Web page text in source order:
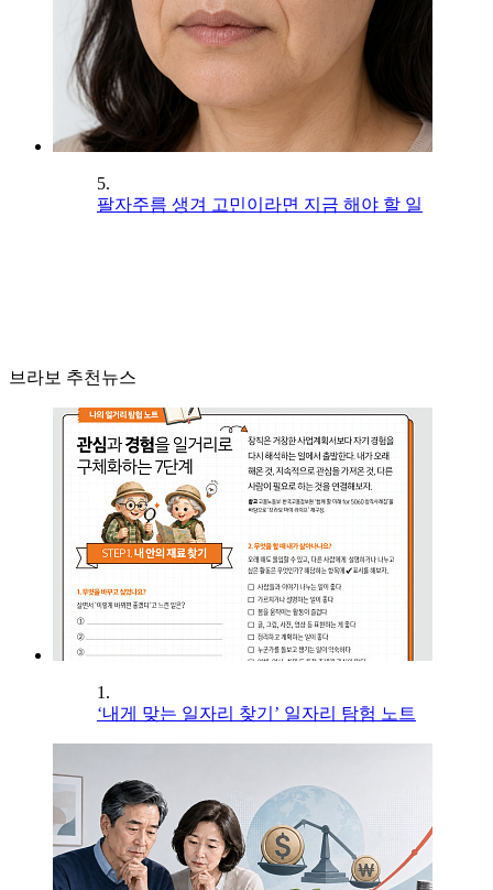
5.
팔자주름 생겨 고민이라면 지금 해야 할 일
브라보 추천뉴스
1.
‘내게 맞는 일자리 찾기’ 일자리 탐험 노트